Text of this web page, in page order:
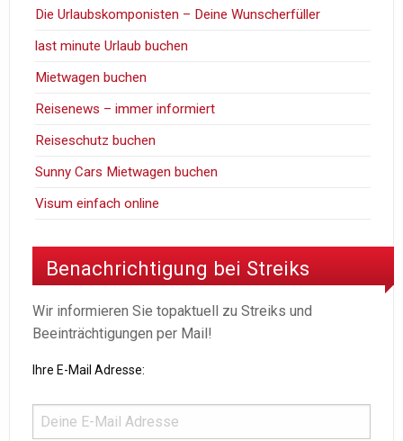
Die Urlaubskomponisten – Deine Wunscherfüller
last minute Urlaub buchen
Mietwagen buchen
Reisenews – immer informiert
Reiseschutz buchen
Sunny Cars Mietwagen buchen
Visum einfach online
Benachrichtigung bei Streiks
Wir informieren Sie topaktuell zu Streiks und
Beeinträchtigungen per Mail!
Ihre E-Mail Adresse: